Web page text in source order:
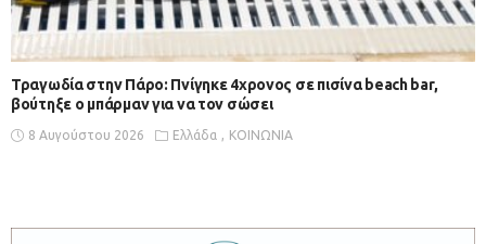
Τραγωδία στην Πάρο: Πνίγηκε 4χρονος σε πισίνα beach bar,
βούτηξε ο μπάρμαν για να τον σώσει
8 Αυγούστου 2026 Ελλάδα ΚΟΙΝΩΝΙΑ